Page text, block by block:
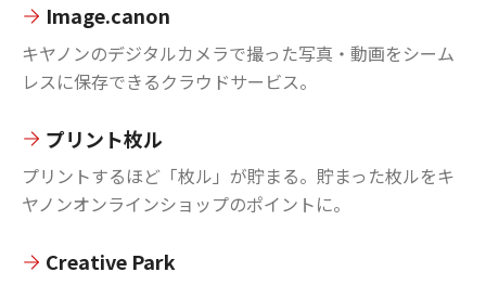
Image.canon
キヤノンのデジタルカメラで撮った写真・動画をシーム
レスに保存できるクラウドサービス。
プリント枚ル
プリントするほど「枚ル」が貯まる。貯まった枚ルをキ
ヤノンオンラインショップのポイントに。
Creative Park